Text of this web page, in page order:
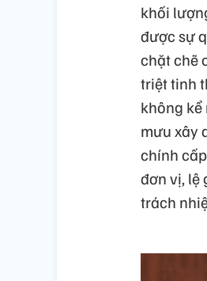
khối
được sự
chặt chẽ
triệt tinh
không
mưu xây
chính
đơn vị, lệ
trách